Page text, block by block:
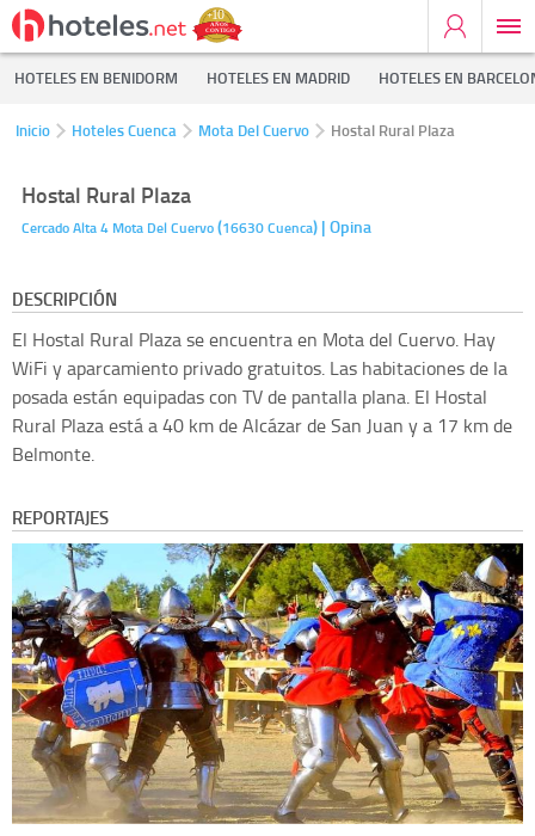
HOTELES EN BENIDORM HOTELES EN MADRID HOTELES EN
Inicio Hoteles Cuenca Mota Del Cuervo Hostal Rural Plaza
Hostal Rural Plaza
Cercado Alta 4 Mota Del Cuervo(16630Cuenca) | Opina
DESCRIPCIÓN
El Hostal Rural Plaza se encuentra en Mota del Cuervo. Hay
WiFi y aparcamiento privado gratuitos. Las habitaciones de la
posada están equipadas con TV de pantalla plana. El Hostal
Rural Plaza está a 40 km de Alcázar de San Juan y a 17 km de
Belmonte.
REPORTAJES